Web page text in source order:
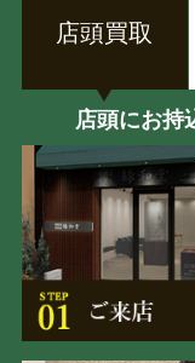
店頭買取
店頭にお持